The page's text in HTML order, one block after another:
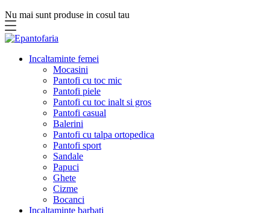
Nu mai sunt produse in cosul tau
Incaltaminte femei
Mocasini
Pantofi cu toc mic
Pantofi piele
Pantofi cu toc inalt si gros
Pantofi casual
Balerini
Pantofi cu talpa ortopedica
Pantofi sport
Sandale
Papuci
Ghete
Cizme
Bocanci
Incaltaminte barbati